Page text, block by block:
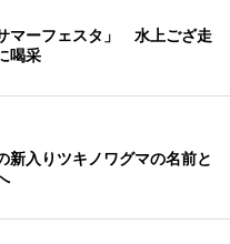
マーフェスタ」 水上ござ走
喝采
新入りツキノワグマの名前と